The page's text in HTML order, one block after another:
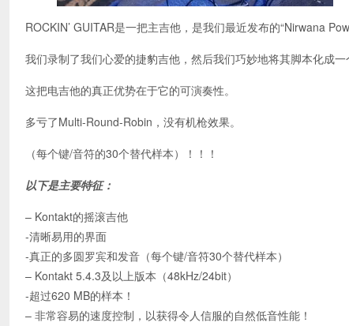
ROCKIN’ GUITAR是一把主吉他，是我们最近发布的“Nirwana
我们录制了我们心爱的捷豹吉他，然后我们巧妙地将其脚本化成
这把电吉他的真正优势在于它的可演奏性。
多亏了Multi-Round-Robin，没有机枪效果。
（每个键/音符的30个替代样本）！！！
以下是主要特征：
– Kontakt的摇滚吉他
-清晰易用的界面
-真正的多圆罗宾和发音（每个键/音符30个替代样本）
– Kontakt 5.4.3及以上版本（48kHz/24bit）
-超过620 MB的样本！
– 非常容易的速度控制，以获得令人信服的自然低音性能！